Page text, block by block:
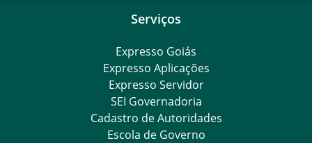
Serviços
Expresso Goiás
Expresso Aplicações
Expresso Servidor
SEI Governadoria
Cadastro de Autoridades
Escola de Governo